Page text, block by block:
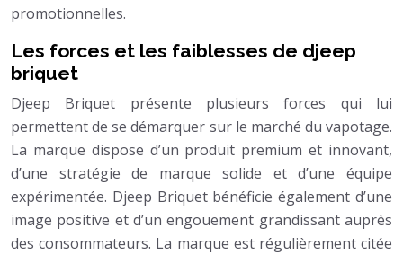
promotionnelles.
Les forces et les faiblesses de djeep
briquet
Djeep Briquet présente plusieurs forces qui lui
permettent de se démarquer sur le marché du vapotage.
La marque dispose d’un produit premium et innovant,
d’une stratégie de marque solide et d’une équipe
expérimentée. Djeep Briquet bénéficie également d’une
image positive et d’un engouement grandissant auprès
des consommateurs. La marque est régulièrement citée